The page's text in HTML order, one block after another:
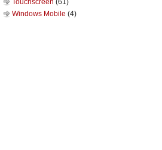
Touchscreen (61)
Windows Mobile (4)